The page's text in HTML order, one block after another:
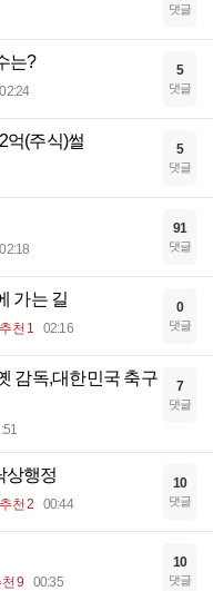
댓글
는?
02:24
5
댓글
억(주식)썰 5
댓글
02:18
91
댓글
가는 길
추천 1 02:16
0
댓글
감독,대한민국 축구
7
댓글
상행정
추천 2 00:44
10
댓글
9 00:35
10
댓글